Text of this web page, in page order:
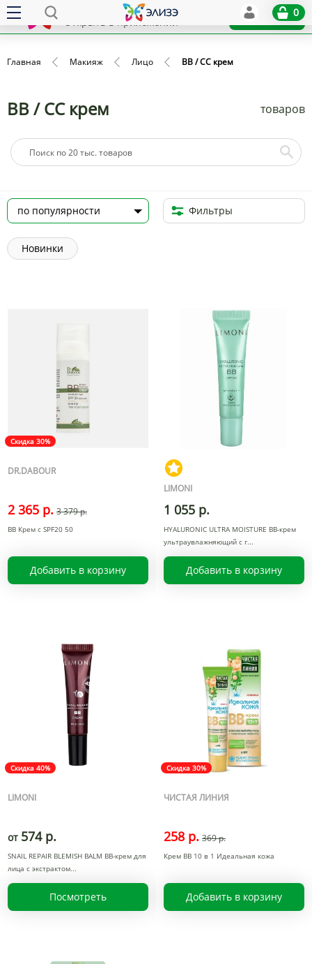
x
Открыть в приложении
Установить
0
Главная Макияж Лицо BB / CC крем
BB / CC крем товаров
Фильтры
Новинки
Скидка 30%
DR.DABOUR
2 365 р. 3 379 р.
BB Крем c SPF20 50
Добавить в корзину
LIMONI
1 055 р.
HYALURONIC ULTRA MOISTURE BB-крем
ультраувлажняющий с г
Добавить в корзину
Скидка 40%
LIMONI
от 574 р.
SNAIL REPAIR BLEMISH BALM BB-крем для
лица с экстрактом
Посмотреть
Скидка 30%
ЧИСТАЯ ЛИНИЯ
258 р. 369 р.
Крем BB 10 в 1 Идеальная кожа
Добавить в корзину